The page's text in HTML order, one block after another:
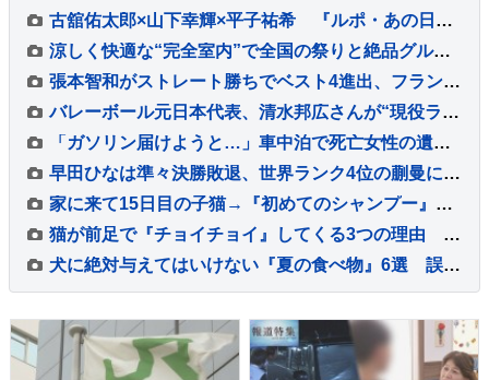
古舘佑太郎×山下幸輝×平子祐希 『ルポ・あの日の真実』#5 古舘「気づけば熱く語っていました」
涼しく快適な“完全室内”で全国の祭りと絶品グルメを堪能！ 「MATSURI JAPAN 2026」
張本智和がストレート勝ちでベスト4進出、フランスの強豪を圧倒、大会連覇まであと2つ【WTTチャンピオンズ横浜】
バレーボール元日本代表、清水邦広さんが“現役ラストプレー”「疲れたわ～選手ってすごい」引退記念試合で豪華メンバーも集結
「ガソリン届けようと…」車中泊で死亡女性の遺族が胸中語る 熊本地震“見えづらい避難者”どう支えるか “要配慮者”避難の現状 子どもの心ケアする医師も【報道特集】
早田ひなは準々決勝敗退、世界ランク4位の蒯曼に屈す 卓球王国・中国の高い壁を越えられず【WTTチャンピオンズ横浜】
家に来て15日目の子猫→『初めてのシャンプー』に挑戦した結果…微笑ましい光景に「めちゃめちゃいい子」「かわいー」と癒される人が続出
猫が前足で『チョイチョイ』してくる3つの理由 仕草に込められた意味や気持ちの見分け方
犬に絶対与えてはいけない『夏の食べ物』6選 誤って食べてしまった場合の危険な症状まで